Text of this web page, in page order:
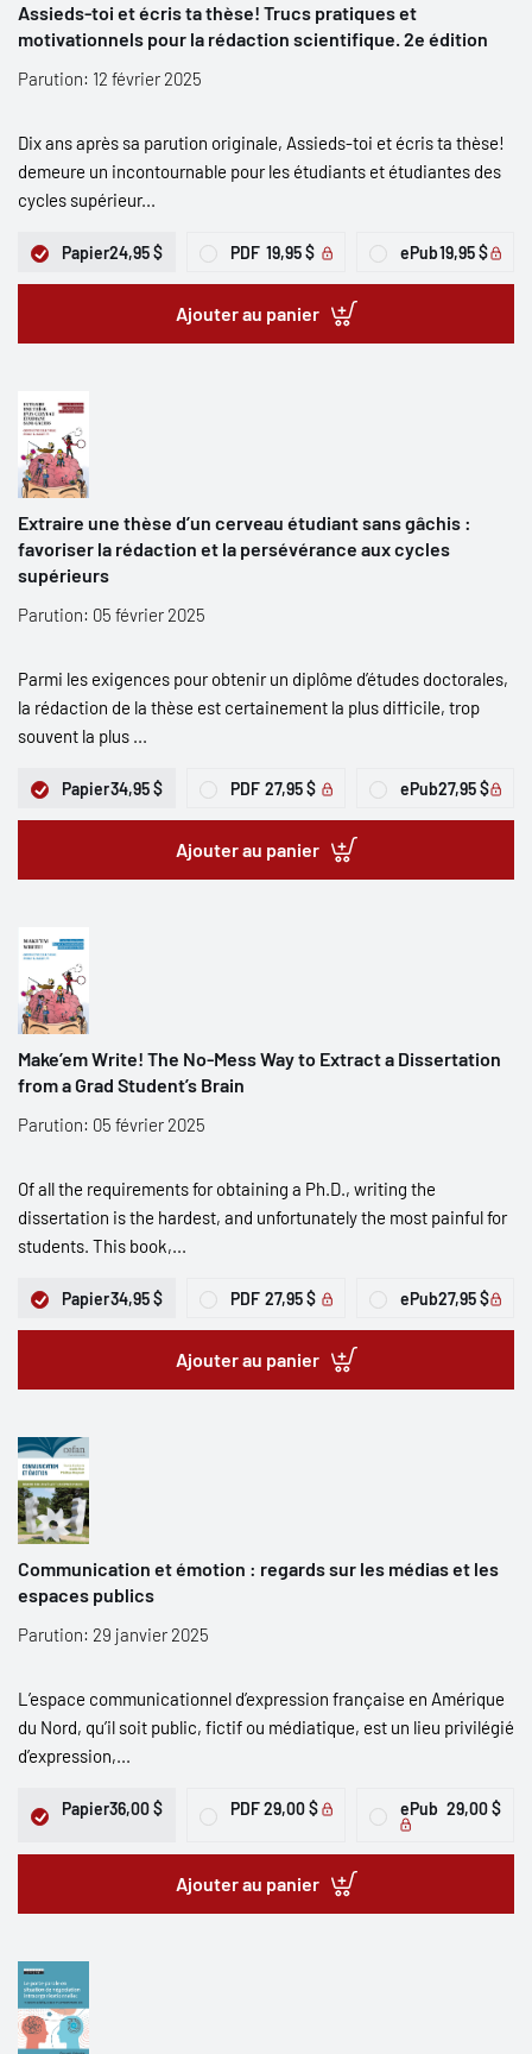
Assieds-toi et écris ta thèse! Trucs pratiques et
motivationnels pour la rédaction scientifique. 2e édition
Parution: 12 février 2025
Dix ans après sa parution originale, Assieds-toi et écris ta thèse!
demeure un incontournable pour les étudiants et étudiantes des
cycles supérieur...
Papier24,95 $ PDF 19,95 $ ePub19,95 $
Ajouter au panier
Extraire une thèse d’un cerveau étudiant sans gâchis :
favoriser la rédaction et la persévérance aux cycles
supérieurs
Parution: 05 février 2025
Parmi les exigences pour obtenir un diplôme d’études doctorales,
la rédaction de la thèse est certainement la plus difficile, trop
souvent la plus ...
Papier34,95 $ PDF 27,95 $ ePub27,95 $
Ajouter au panier
Make’em Write! The No-Mess Way to Extract a Dissertation
from a Grad Student’s Brain
Parution: 05 février 2025
Of all the requirements for obtaining a Ph.D., writing the
dissertation is the hardest, and unfortunately the most painful for
students. This book,...
Papier34,95 $ PDF 27,95 $ ePub27,95 $
Ajouter au panier
Communication et émotion : regards sur les médias et les
espaces publics
Parution: 29 janvier 2025
L’espace communicationnel d’expression française en Amérique
du Nord, qu’il soit public, fictif ou médiatique, est un lieu privilégié
d’expression,...
Papier36,00 $ PDF29,00 $ ePub 29,00 $
Ajouter au panier